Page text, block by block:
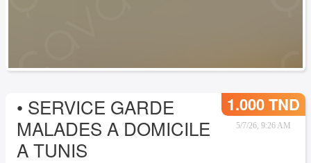
• SERVICE GARDE
MALADES A DOMICILE
A TUNIS
1.000 TND
5/7/26, 9:26 AM